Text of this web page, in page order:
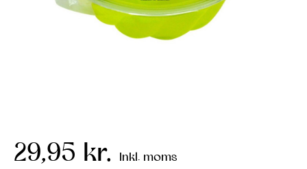
29,95 kr. Inkl. moms